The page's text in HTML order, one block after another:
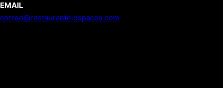
EMAIL
correo@restaurantelospacos.com